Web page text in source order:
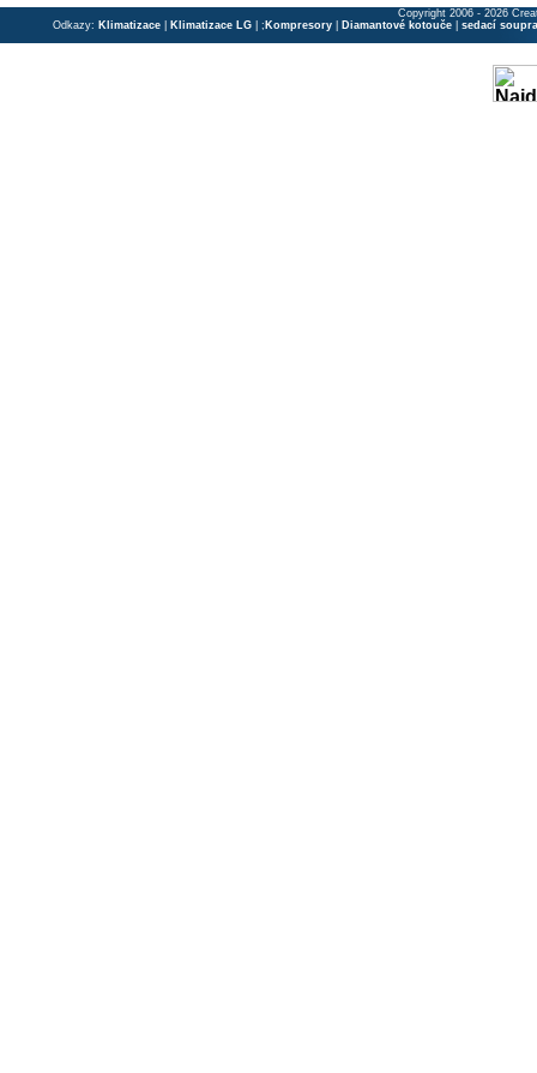
Copyright 2006 - 2026
Odkazy: Klimatizace Klimatizace LG | ; Kompresory Diamantové kotouče sedací